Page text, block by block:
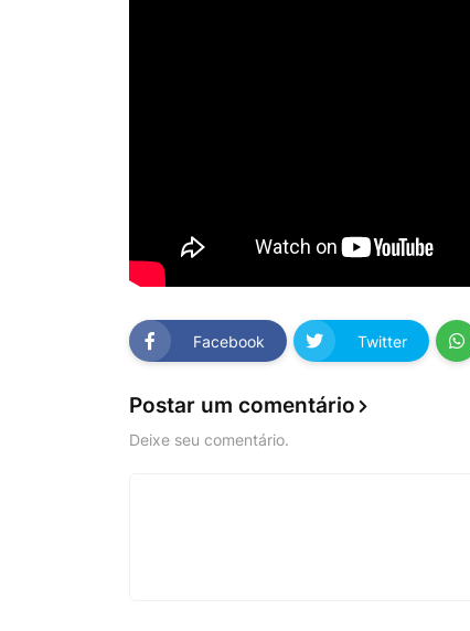
Facebook Twitter
Postar um comentário
Deixe seu comentário.